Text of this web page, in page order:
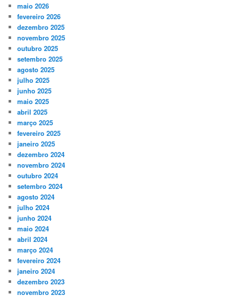
maio 2026
fevereiro 2026
dezembro 2025
novembro 2025
outubro 2025
setembro 2025
agosto 2025
julho 2025
junho 2025
maio 2025
abril 2025
março 2025
fevereiro 2025
janeiro 2025
dezembro 2024
novembro 2024
outubro 2024
setembro 2024
agosto 2024
julho 2024
junho 2024
maio 2024
abril 2024
março 2024
fevereiro 2024
janeiro 2024
dezembro 2023
novembro 2023